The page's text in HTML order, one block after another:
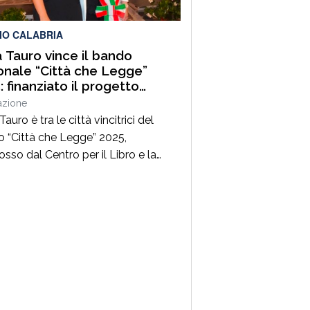
per la […]
CALABRIA
Tauro vince il bando
“Città che Legge”
finanziato il progetto
di Porto. Stori che
il mare e la città”
è tra le città vincitrici del
“Città che Legge” 2025,
dal Centro per il Libro e la